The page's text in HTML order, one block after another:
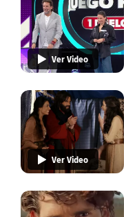
Ver Video
Ver Video